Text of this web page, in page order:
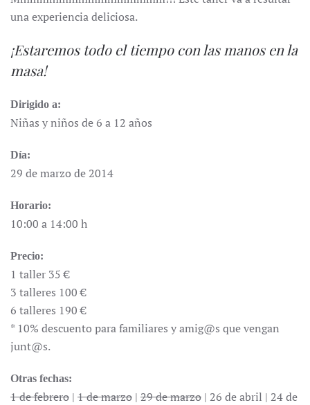
una experiencia deliciosa.
¡Estaremos todo el tiempo con las manos en la
masa!
Dirigido a:
Niñas y niños de 6 a 12 años
Día:
29 de marzo de 2014
Horario:
10:00 a 14:00 h
Precio:
1 taller 35 €
3 talleres 100 €
6 talleres 190 €
* 10% descuento para familiares y amig@s que vengan
junt@s.
Otras fechas:
1 de febrero | 1 de marzo | 29 de marzo | 26 de abril | 24 de